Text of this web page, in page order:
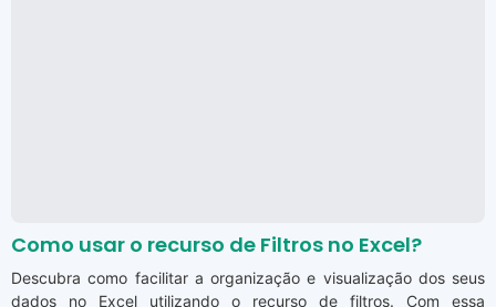
Como usar o recurso de Filtros no Excel?
Descubra como facilitar a organização e visualização dos seus
dados no Excel utilizando o recurso de filtros. Com essa